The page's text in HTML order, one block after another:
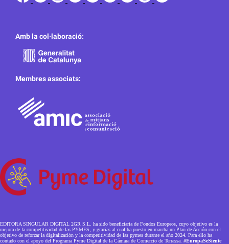
Amb la col·laboració:
Membres associats:
EDITORA SINGULAR DIGITAL 2GR S.L. ha sido beneficiaria de Fondos Europeos, cuyo objetivo es la
mejora de la competitividad de las PYMES, y gracias al cual ha puesto en marcha un Plan de Acción con el
objetivo de reforzar la digitalización y la competitividad de las pymes durante el año 2024. Para ello ha
contado con el apoyo del Programa Pyme Digital de la Cámara de Comercio de Terrassa. #EuropaSeSiente